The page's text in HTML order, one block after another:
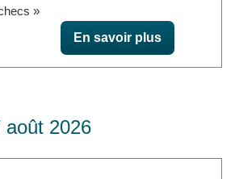
»
En savoir plus
août 2026